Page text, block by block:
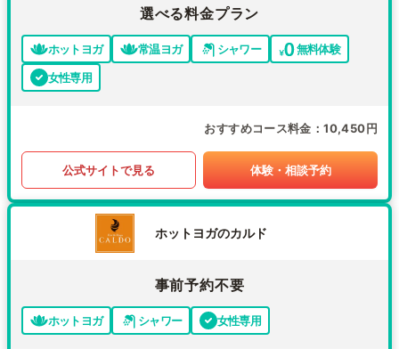
選べる料金プラン
ホットヨガ 常温ヨガ シャワー
無料体験
女性専用
おすすめコース料金 10,450円
公式サイトで見る 体験・相談予約
ホットヨガのカルド
事前予約不要
ホットヨガ シャワー 女性専用